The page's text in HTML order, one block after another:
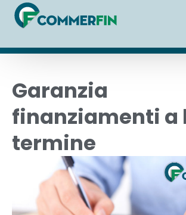
Garanzia
finanziamenti a
termine